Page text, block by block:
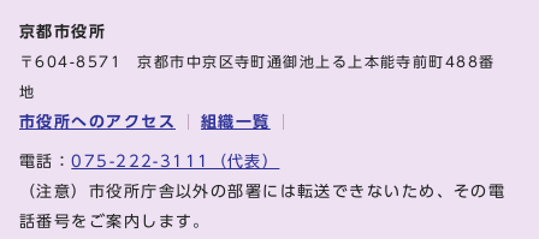
京都市役所
〒604-8571 京都市中京区寺町通御池上る上本能寺前町488番
地
市役所へのアクセス 組織一覧
電話：075-222-3111（代表）
（注意）市役所庁舎以外の部署には転送できないため、その電
話番号をご案内します。